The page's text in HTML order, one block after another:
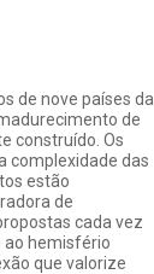
de nove países da
de
construído. Os
complexidade das
estão
de
cada vez
ao hemisfério
que valorize